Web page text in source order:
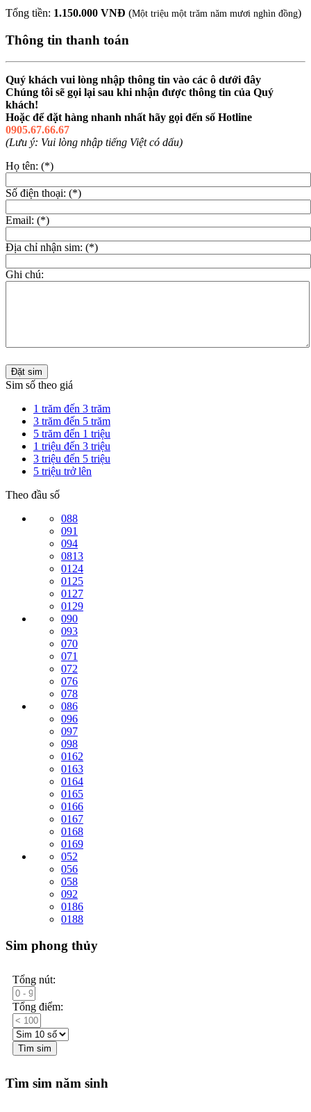
Tổng tiền: 1.150.000 VNĐ (Một triệu một trăm năm mươi nghìn đồng)
Thông tin thanh toán
Quý khách vui lòng nhập thông tin vào các ô dưới đây
Chúng tôi sẽ gọi lại sau khi nhận được thông tin của Quý
khách!
Hoặc để đặt hàng nhanh nhất hãy gọi đến số Hotline
0905.67.66.67
(Lưu ý: Vui lòng nhập tiếng Việt có dấu)
Họ tên: (*)
Số điện thoại: (*)
Email: (*)
Địa chỉ nhận sim: (*)
Ghi chú:
Đặt sim
Sim số theo giá
1 trăm đến 3 trăm
3 trăm đến 5 trăm
5 trăm đến 1 triệu
1 triệu đến 3 triệu
3 triệu đến 5 triệu
5 triệu trở lên
Theo đầu số
088
091
094
0813
0124
0125
0127
0129
090
093
070
071
072
076
078
086
096
097
098
0162
0163
0164
0165
0166
0167
0168
0169
052
056
058
092
0186
0188
Sim phong thủy
Tổng nút:
Tổng điểm:
Tìm sim
Tìm sim năm sinh